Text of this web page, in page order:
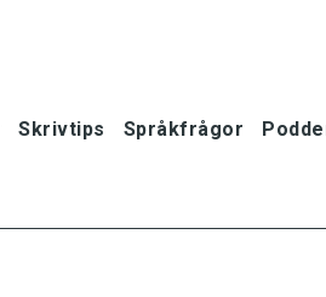
Skrivtips Språkfrågor